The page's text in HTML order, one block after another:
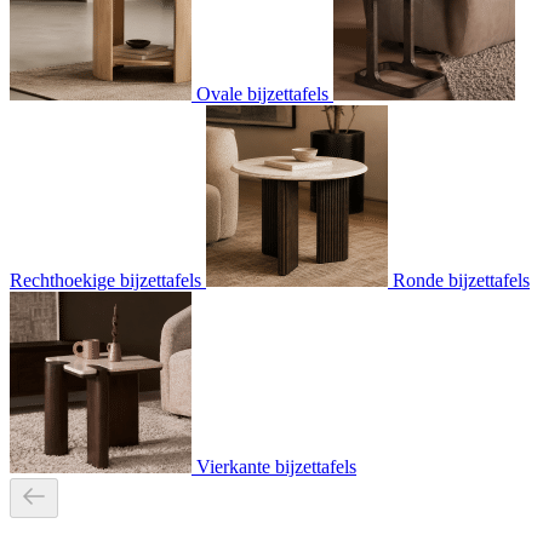
Ovale bijzettafels
Rechthoekige bijzettafels Ronde bijzettafels
Vierkante bijzettafels